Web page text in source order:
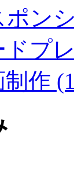
ポン
ドプ
作